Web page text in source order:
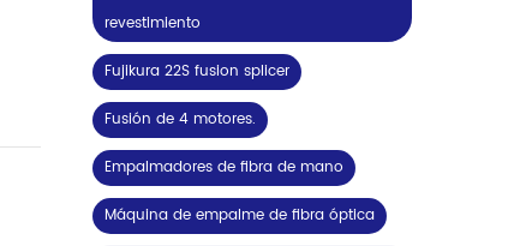
revestimiento
Fujikura 22S fusion splicer
Fusión de 4 motores.
Empalmadores de fibra de mano
Máquina de empalme de fibra óptica